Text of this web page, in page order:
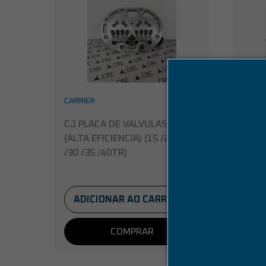
CARRIER
CJ PLACA DE VALVULAS 06E
(ALTA EFICIENCIA) (15 /20 /25
/30 /35 /40TR)
ADICIONAR AO CARRINHO
COMPRAR